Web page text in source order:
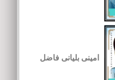
امینی بلیانی فاضل